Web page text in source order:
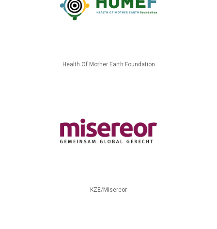
Health Of Mother Earth Foundation
KZE/Misereor